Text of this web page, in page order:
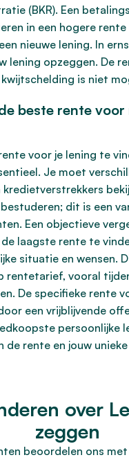
(BKR). Een
in een hogere
nieuwe lening. In
lening opzeggen. De
is niet
beste rente
voor je lening te
Je moet
kredietverstrekkers
dit is een
Een objectieve
laagste rente te
situatie en wensen.
rentetarief, vooral
De specifieke rente
een vrijblijvende
persoonlijke
de rente en jouw
over
zeggen
beoordelen ons